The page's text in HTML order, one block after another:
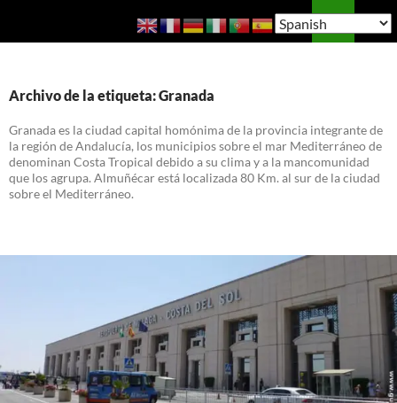
Guía de Almuñécar
Archivo de la etiqueta: Granada
Granada es la ciudad capital homónima de la provincia integrante de
la región de Andalucía, los municipios sobre el mar Mediterráneo de
denominan Costa Tropical debido a su clima y a la mancomunidad
que los agrupa. Almuñécar está localizada 80 Km. al sur de la ciudad
sobre el Mediterráneo.